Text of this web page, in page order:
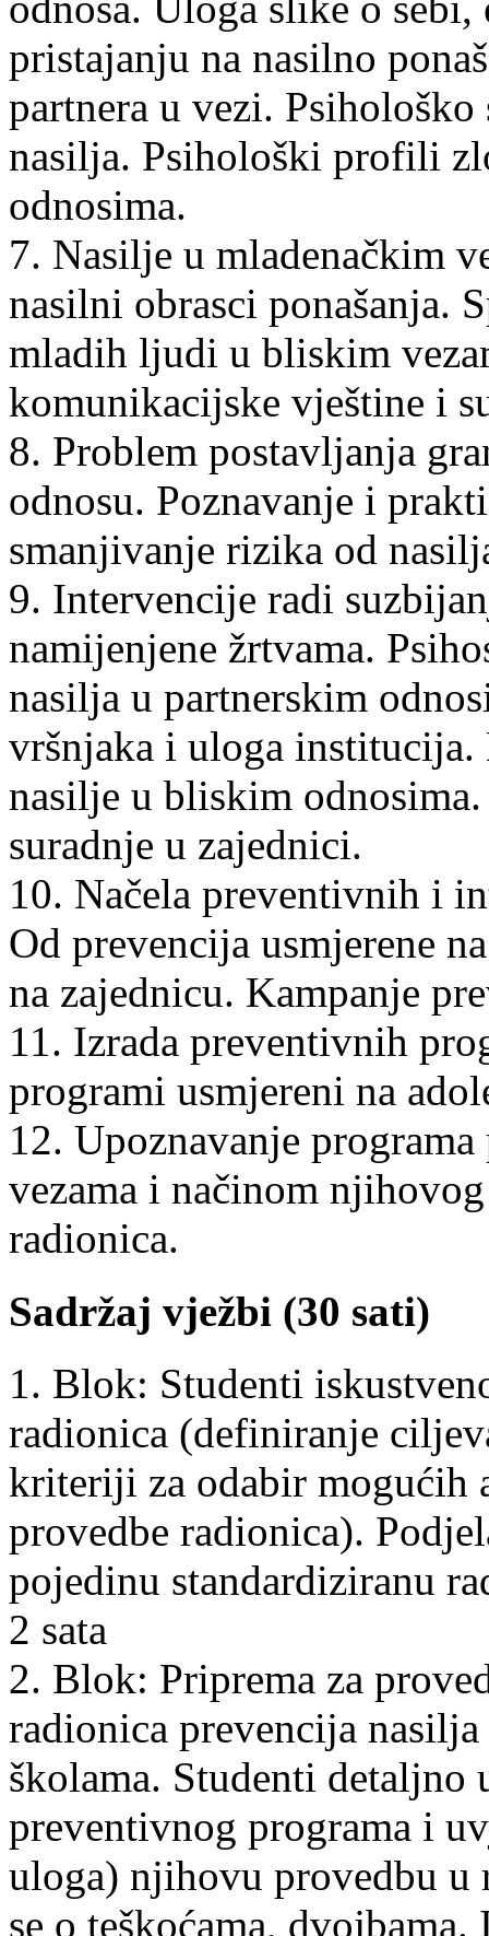
pristajanju na nasilno
partnera u vezi.
nasilja. Psihološki profili
odnosima.
7. Nasilje u mladenačkim
nasilni obrasci ponašanja.
mladih ljudi u bliskim
komunikacijske vještine i
8. Problem postavljanja
odnosu. Poznavanje i
smanjivanje rizika od
9. Intervencije radi
namijenjene žrtvama.
nasilja u partnerskim
vršnjaka i uloga
nasilje u bliskim
suradnje u zajednici.
10. Načela preventivnih i
Od prevencija usmjerene
na zajednicu. Kampanje
11. Izrada preventivnih
programi usmjereni na
12. Upoznavanje
vezama i načinom
radionica.
Sadržaj vježbi (30 sati)
1. Blok: Studenti
radionica (definiranje
kriteriji za odabir mogućih
provedbe radionica).
pojedinu standardiziranu
2 sata
2. Blok: Priprema za
radionica prevencija
školama. Studenti detaljno
preventivnog programa i
uloga) njihovu provedbu u
se o teškoćama,